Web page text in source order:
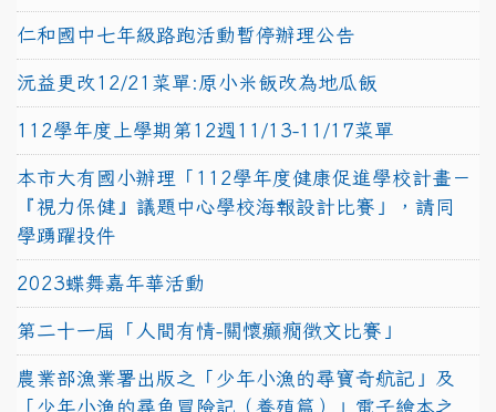
仁和國中七年級路跑活動暫停辦理公告
沅益更改12/21菜單:原小米飯改為地瓜飯
112學年度上學期第12週11/13-11/17菜單
本市大有國小辦理「112學年度健康促進學校計畫－
『視力保健』議題中心學校海報設計比賽」，請同
學踴躍投件
2023蝶舞嘉年華活動
第二十一屆「人間有情-關懷癲癇徵文比賽」
農業部漁業署出版之「少年小漁的尋寶奇航記」及
「少年小漁的尋魚冒險記（養殖篇）」電子繪本之